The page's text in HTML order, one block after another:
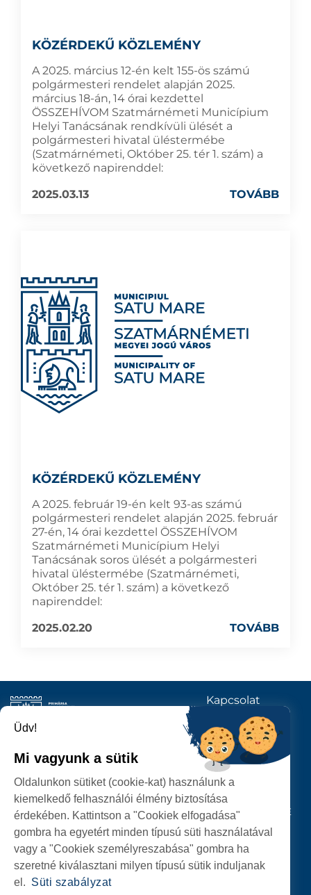
KÖZÉRDEKŰ KÖZLEMÉNY
A 2025. március 12-én kelt 155-ös számú
polgármesteri rendelet alapján 2025.
március 18-án, 14 órai kezdettel
ÖSSZEHÍVOM Szatmárnémeti Municípium
Helyi Tanácsának rendkívüli ülését a
polgármesteri hivatal üléstermébe
(Szatmárnémeti, Október 25. tér 1. szám) a
következő napirenddel:
2025.03.13
TOVÁBB
KÖZÉRDEKŰ KÖZLEMÉNY
A 2025. február 19-én kelt 93-as számú
polgármesteri rendelet alapján 2025. február
27-én, 14 órai kezdettel ÖSSZEHÍVOM
Szatmárnémeti Municípium Helyi
Tanácsának soros ülését a polgármesteri
hivatal üléstermébe (Szatmárnémeti,
Október 25. tér 1. szám) a következő
napirenddel:
2025.02.20
TOVÁBB
SZEMÉLYES ADATOK VÉDELME
SZATMÁRNÉMETI
POLGÁRMESTERI HIVATAL
P-ȚA 25 OCTOMBRIE, NR. 1 CORP M, 440026 SATU MARE
Kapcsolat
KÖVESSENEK
Üdv!
Mi vagyunk a sütik
Oldalunkon sütiket (cookie-kat) használunk a
kiemelkedő felhasználói élmény biztosítása
érdekében. Kattintson a "Cookiek elfogadása"
gombra ha egyetért minden típusú süti használatával
vagy a "Cookiek személyreszabása" gombra ha
szeretné kiválasztani milyen típusú sütik induljanak
el. Süti szabályzat